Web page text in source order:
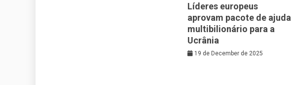
Líderes europeus
aprovam pacote de ajuda
multibilionário para a
Ucrânia
19 de December de 2025